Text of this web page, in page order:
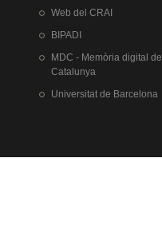
Web del CRAI
BIPADI
MDC - Memòria digital de
Catalunya
Universitat de Barcelona